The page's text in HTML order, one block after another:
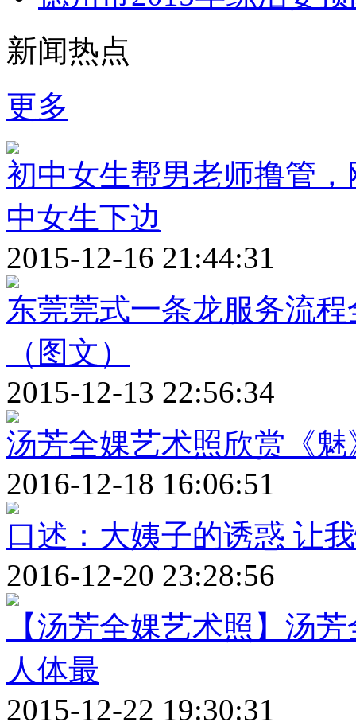
新闻热点
更多
初中女生帮男老师撸管
中女生下边
2015-12-16 21:44:31
东莞莞式一条龙服务流
（图文）
2015-12-13 22:56:34
汤芳全婐艺术照欣赏《魅
2016-12-18 16:06:51
口述：大姨子的诱惑 让
2016-12-20 23:28:56
【汤芳全婐艺术照】汤
人体最
2015-12-22 19:30:31